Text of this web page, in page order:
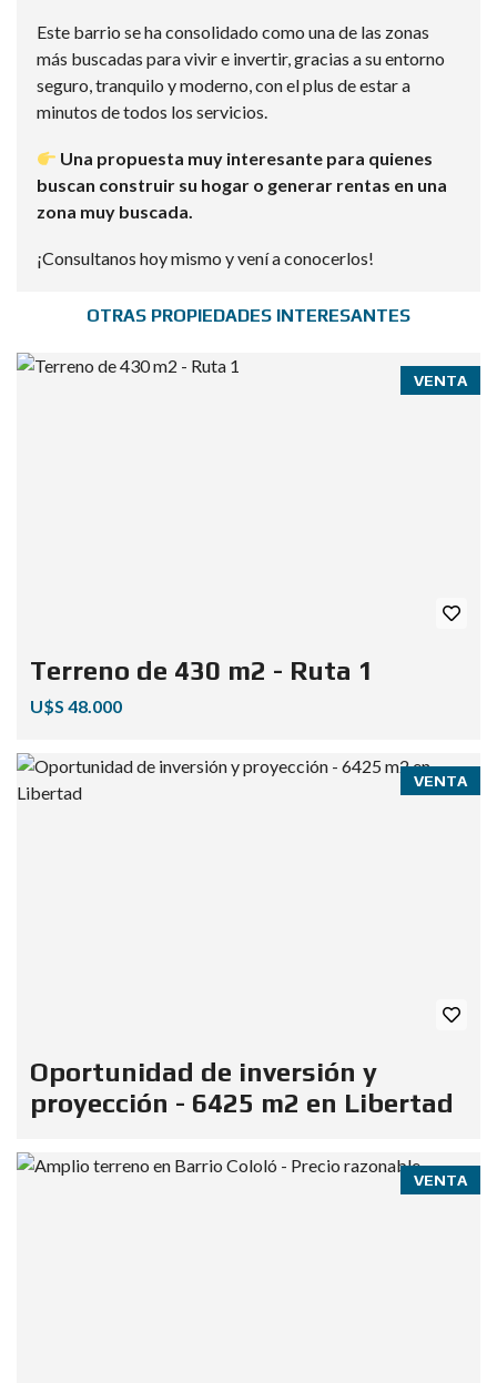
Este barrio se ha consolidado como una de las zonas
más buscadas para vivir e invertir, gracias a su entorno
seguro, tranquilo y moderno, con el plus de estar a
minutos de todos los servicios.
Una propuesta muy interesante para quienes
buscan construir su hogar o generar rentas en una
zona muy buscada.
¡Consultanos hoy mismo y vení a conocerlos!
OTRAS PROPIEDADES INTERESANTES
VENTA
Terreno de 430 m2 - Ruta 1
U$S 48.000
VENTA
Oportunidad de inversión y
proyección - 6425 m2 en Libertad
VENTA